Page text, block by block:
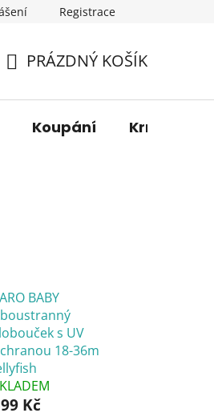
O nás
Registrace
KOŠÍK
PRÁZDNÝ KOŠÍK
Koupání Krmení
BABY
s UV
18-36m
Kč